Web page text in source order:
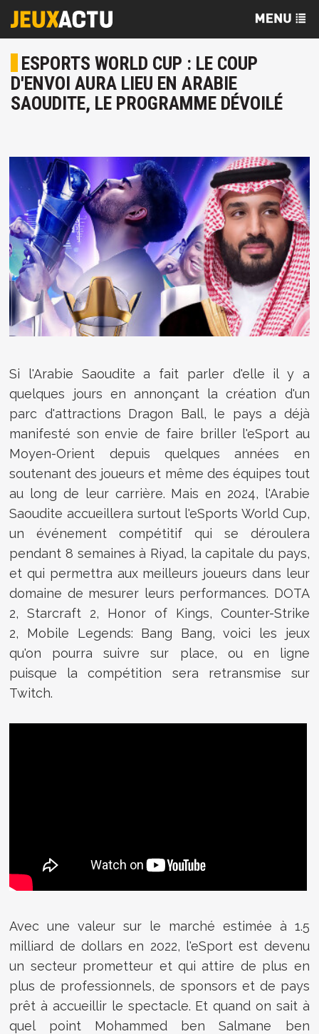
ESPORTS WORLD CUP : LE COUP
D'ENVOI AURA LIEU EN ARABIE
SAOUDITE, LE PROGRAMME DÉVOILÉ
Si l'Arabie Saoudite a fait parler d'elle il y a
quelques jours en annonçant la création d'un
parc d'attractions Dragon Ball, le pays a déjà
manifesté son envie de faire briller l'eSport au
Moyen-Orient depuis quelques années en
soutenant des joueurs et même des équipes tout
au long de leur carrière. Mais en 2024, l'Arabie
Saoudite accueillera surtout l'eSports World Cup,
un événement compétitif qui se déroulera
pendant 8 semaines à Riyad, la capitale du pays,
et qui permettra aux meilleurs joueurs dans leur
domaine de mesurer leurs performances. DOTA
2, Starcraft 2, Honor of Kings, Counter-Strike
2, Mobile Legends: Bang Bang, voici les jeux
qu'on pourra suivre sur place, ou en ligne
puisque la compétition sera retransmise sur
Twitch.
Avec une valeur sur le marché estimée à 1.5
milliard de dollars en 2022, l'eSport est devenu
un secteur prometteur et qui attire de plus en
plus de professionnels, de sponsors et de pays
prêt à accueillir le spectacle. Et quand on sait à
quel point Mohammed ben Salmane ben